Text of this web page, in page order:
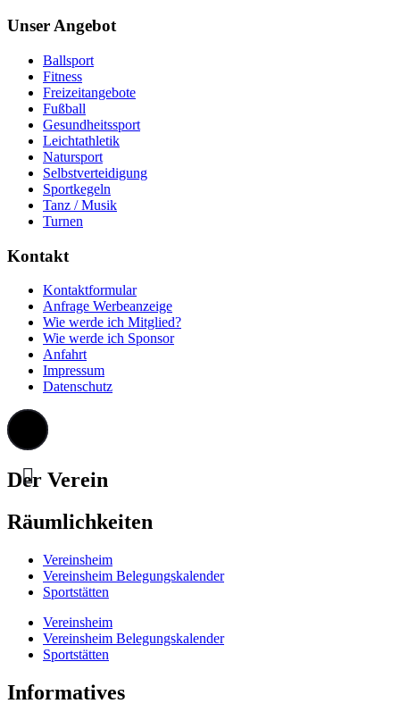
Unser Angebot
Ballsport
Fitness
Freizeitangebote
Fußball
Gesundheitssport
Leichtathletik
Natursport
Selbstverteidigung
Sportkegeln
Tanz / Musik
Turnen
Kontakt
Kontaktformular
Anfrage Werbeanzeige
Wie werde ich Mitglied?
Wie werde ich Sponsor
Anfahrt
Impressum
Datenschutz
Der Verein
Räumlichkeiten
Vereinsheim
Vereinsheim Belegungskalender
Sportstätten
Vereinsheim
Vereinsheim Belegungskalender
Sportstätten
Informatives